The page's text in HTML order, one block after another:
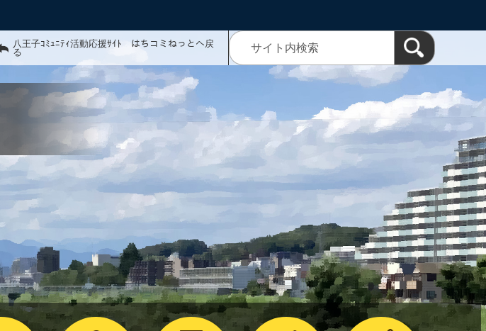
八王子ｺﾐｭﾆﾃｨ活動応援ｻｲﾄ はちコミねっとへ戻
る